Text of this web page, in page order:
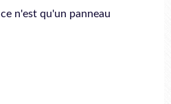
n'est qu'un panneau